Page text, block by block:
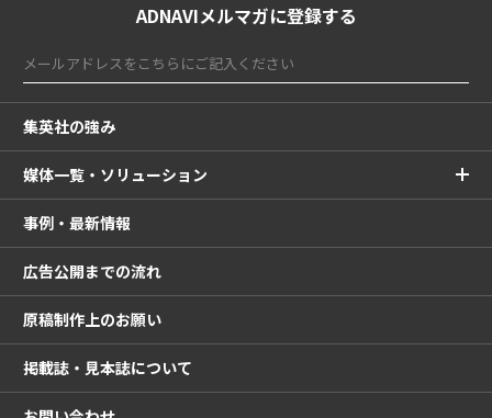
ADNAVIメルマガに登録する
集英社の強み
媒体一覧・ソリューション
事例・最新情報
広告公開までの流れ
原稿制作上のお願い
掲載誌・見本誌について